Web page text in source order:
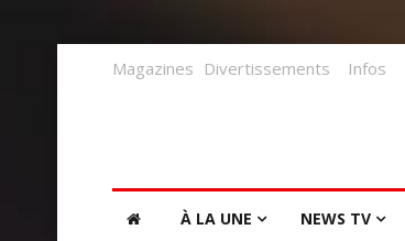
Magazines Divertissements Infos
À LA UNE NEWS TV